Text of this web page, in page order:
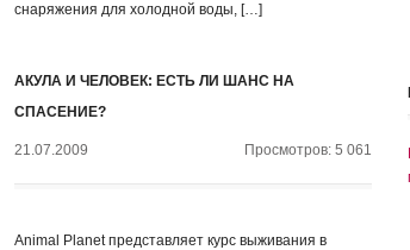
снаряжения для холодной воды, […]
АКУЛА И ЧЕЛОВЕК: ЕСТЬ ЛИ ШАНС НА
СПАСЕНИЕ?
21.07.2009 Просмотров: 5 061
Animal Planet представляет курс выживания в